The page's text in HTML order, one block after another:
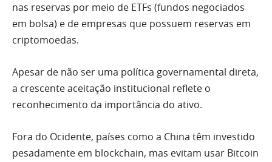
nas reservas por meio de ETFs (fundos negociados
em bolsa) e de empresas que possuem reservas em
criptomoedas.
Apesar de não ser uma política governamental direta,
a crescente aceitação institucional reflete o
reconhecimento da importância do ativo.
Fora do Ocidente, países como a China têm investido
pesadamente em blockchain, mas evitam usar Bitcoin